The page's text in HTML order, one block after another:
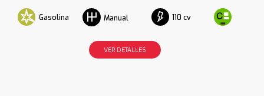
Gasolina Manual 110 cv
VER DETALLES